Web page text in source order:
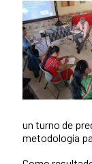
un turno de
metodología